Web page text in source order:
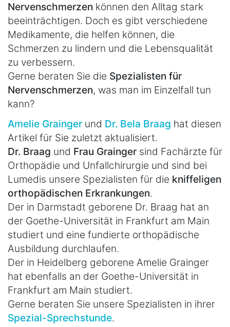
Nervenschmerzen können den Alltag stark
beeinträchtigen. Doch es gibt verschiedene
Medikamente, die helfen können, die
Schmerzen zu lindern und die Lebensqualität
zu verbessern.
Gerne beraten Sie die Spezialisten für
Nervenschmerzen, was man im Einzelfall tun
kann?
Amelie Grainger und Dr. Bela Braag hat diesen
Artikel für Sie zuletzt aktualisiert.
Dr. Braag und Frau Grainger sind Fachärzte für
Orthopädie und Unfallchirurgie und sind bei
Lumedis unsere Spezialisten für die kniffeligen
orthopädischen Erkrankungen.
Der in Darmstadt geborene Dr. Braag hat an
der Goethe-Universität in Frankfurt am Main
studiert und eine fundierte orthopädische
Ausbildung durchlaufen.
Der in Heidelberg geborene Amelie Grainger
hat ebenfalls an der Goethe-Universität in
Frankfurt am Main studiert.
Gerne beraten Sie unsere Spezialisten in ihrer
Spezial-Sprechstunde.